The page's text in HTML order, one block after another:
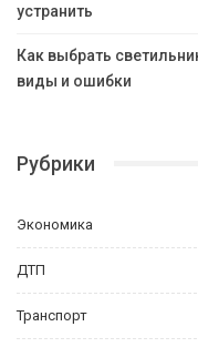
устранить
Как выбрать
виды и ошибки
Рубрики
Экономика
ДТП
Транспорт